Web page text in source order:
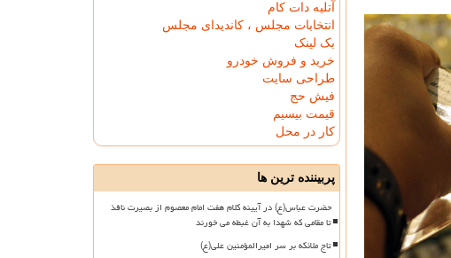
آتلیه دات کام
انتخابات مجلس ، کاندیدای مجلس
بک لینک
خرید و فروش خودرو
طراحی سایت
فیش حج
قیمت بیسیم
کار در محل
پربیننده ترین ها
حضرت عباس(ع) در آیینه کلام هفت امام معصوم از بصیرت نافذ
تا مقامی که شهدا به آن غبطه می خورند
تاج ملائکه بر سر امیرالمؤمنین علی(ع)